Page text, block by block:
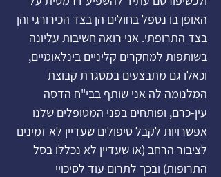
האופן בו נטפל בחולים הן בצד הכירורגי והן
בצד התרופתי. אני רואה חשיבות עליונה
בשותפות למחקרים קליניים בינלאומיים,
וכאלו גם מתבצעים במסגרת קבוצת
המלנומה לה אני שותף בבי"ח הדסה
עין-כרם, ופותחים בפני המטופלים שלנו
אפשרויות לקבל טיפולים שעדיין לא זמינים
לציבור הרחב (או שעדיין לא נכללו בסל
התרופות) ובכך לתרום עוד לסיכויי